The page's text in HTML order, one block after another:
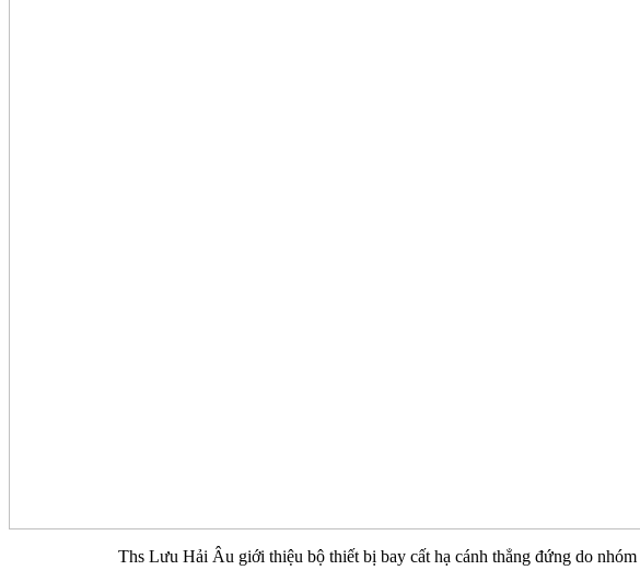
Ths Lưu Hải Âu giới thiệu bộ thiết bị bay cất hạ cánh thẳng đứng do nhóm